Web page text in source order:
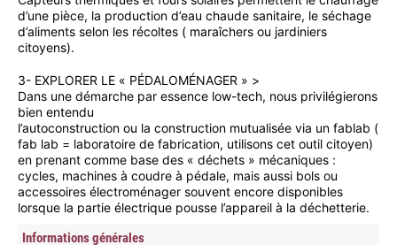
d’une pièce, la production d’eau chaude sanitaire, le séchage
d’aliments selon les récoltes ( maraîchers ou jardiniers
citoyens).
3- EXPLORER LE « PÉDALOMÉNAGER » >
Dans une démarche par essence low-tech, nous privilégierons
bien entendu
l’autoconstruction ou la construction mutualisée via un fablab (
fab lab = laboratoire de fabrication, utilisons cet outil citoyen)
en prenant comme base des « déchets » mécaniques :
cycles, machines à coudre à pédale, mais aussi bols ou
accessoires électroménager souvent encore disponibles
lorsque la partie électrique pousse l’appareil à la déchetterie.
Informations générales